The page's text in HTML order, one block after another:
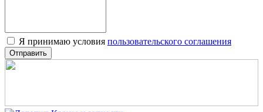
Я принимаю условия пользовательского соглашения
Отправить